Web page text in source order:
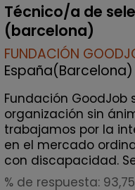
Técnico/a de
(barcelona)
FUNDACIÓN
España(Barcelona)
Fundación GoodJob
organización sin
trabajamos por la
en el mercado
con discapacidad.
% de respuesta: